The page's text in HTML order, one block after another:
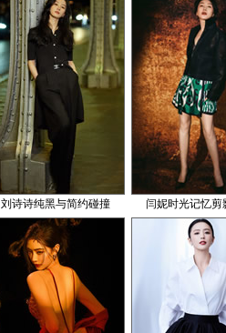
刘诗诗纯黑与简约碰撞 闫妮时光记忆剪